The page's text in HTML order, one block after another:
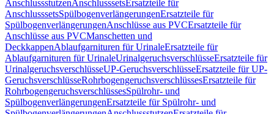
AnschlussstutzenAnschlusssetsErsatzteile für
AnschlusssetsSpülbogenverlängerungenErsatzteile für
SpülbogenverlängerungenAnschlüsse aus PVCErsatzteile für
Anschlüsse aus PVCManschetten und
DeckkappenAblaufgarnituren für UrinaleErsatzteile für
Ablaufgarnituren für UrinaleUrinalgeruchsverschlüsseErsatzteile für
UrinalgeruchsverschlüsseUP-GeruchsverschlüsseErsatzteile für UP-
GeruchsverschlüsseRohrbogengeruchsverschlüssesErsatzteile für
RohrbogengeruchsverschlüssesSpülrohr- und
SpülbogenverlängerungenErsatzteile für Spülrohr- und